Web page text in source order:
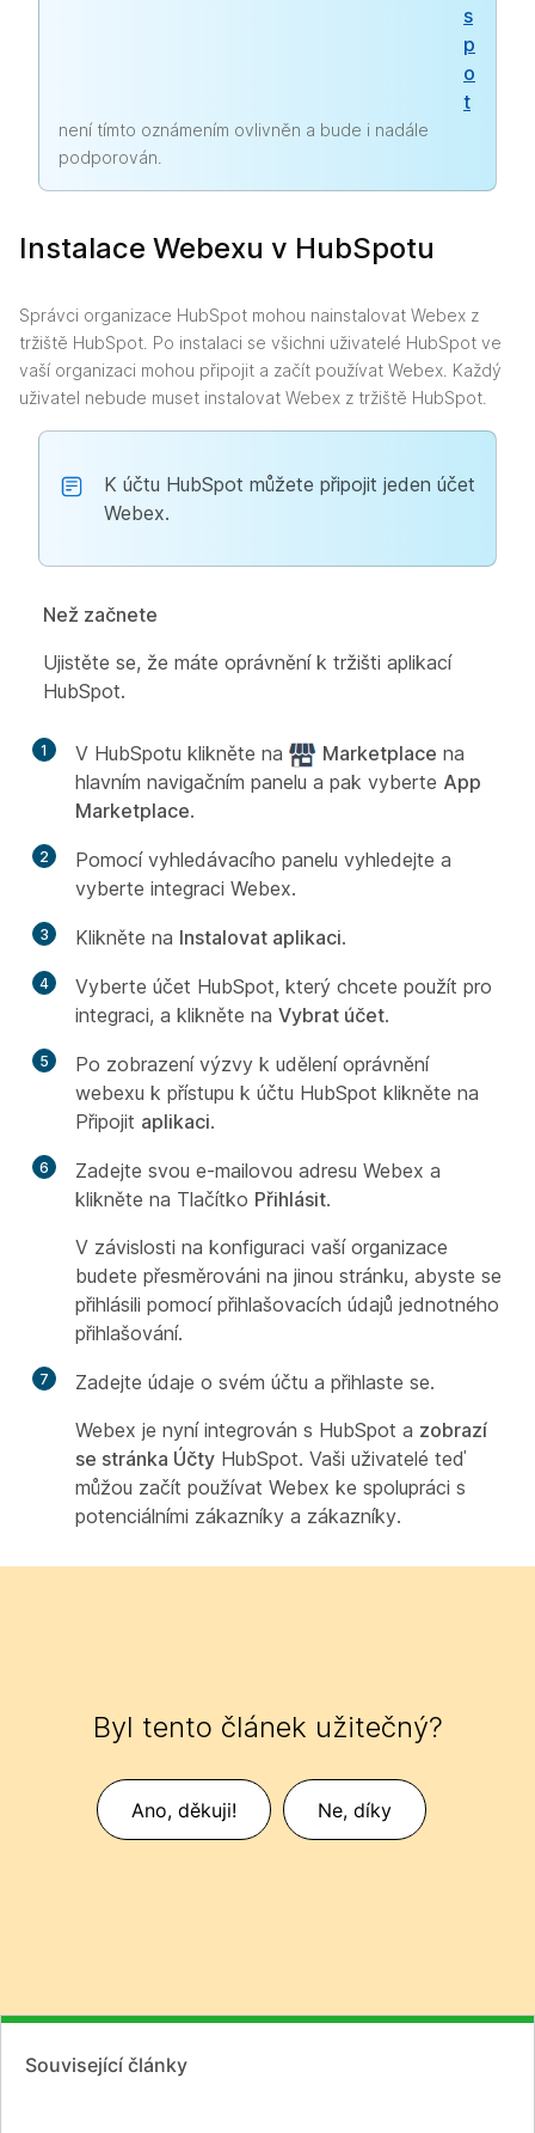
s
p
o
t
není tímto oznámením ovlivněn a bude i nadále
podporován.
Instalace Webexu v HubSpotu
Správci organizace HubSpot mohou nainstalovat Webex z
tržiště HubSpot. Po instalaci se všichni uživatelé HubSpot ve
vaší organizaci mohou připojit a začít používat Webex. Každý
uživatel nebude muset instalovat Webex z tržiště HubSpot.
K účtu HubSpot můžete připojit jeden účet
Webex.
Než začnete
Ujistěte se, že máte oprávnění k tržišti aplikací
HubSpot.
1 V HubSpotu klikněte na Marketplace na
hlavním navigačním panelu a pak vyberte App
Marketplace.
2
Pomocí vyhledávacího panelu vyhledejte a
vyberte integraci Webex.
3 Klikněte na Instalovat aplikaci.
4
Vyberte účet HubSpot, který chcete použít pro
integraci, a klikněte na Vybrat účet.
5
Po zobrazení výzvy k udělení oprávnění
webexu k přístupu k účtu HubSpot klikněte na
Připojit aplikaci.
6
Zadejte svou e-mailovou adresu Webex a
klikněte na Tlačítko Přihlásit.
V závislosti na konfiguraci vaší organizace
budete přesměrováni na jinou stránku, abyste se
přihlásili pomocí přihlašovacích údajů jednotného
přihlašování.
7
Zadejte údaje o svém účtu a přihlaste se.
Webex je nyní integrován s HubSpot a zobrazí
se stránka Účty HubSpot. Vaši uživatelé teď
můžou začít používat Webex ke spolupráci s
potenciálními zákazníky a zákazníky.
Byl tento článek užitečný?
Ano, děkuji! Ne, díky
Související články